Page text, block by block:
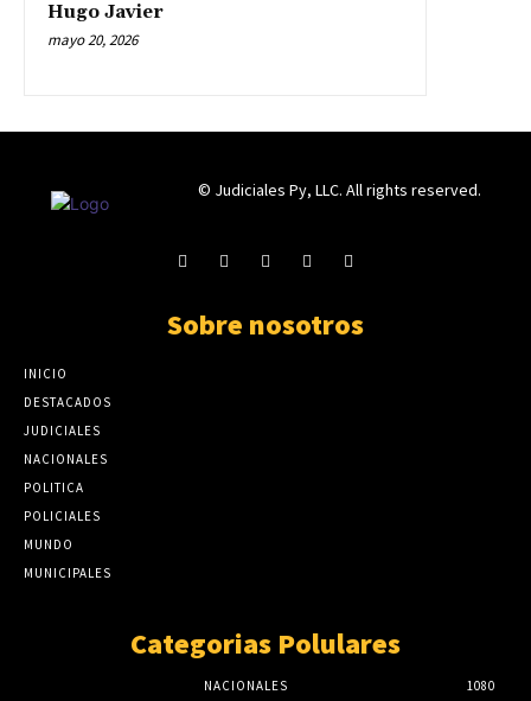
Hugo Javier
mayo 20, 2026
© Judiciales Py, LLC. All rights reserved.
Sobre nosotros
INICIO
DESTACADOS
JUDICIALES
NACIONALES
POLITICA
POLICIALES
MUNDO
MUNICIPALES
Categorias Polulares
NACIONALES 1080